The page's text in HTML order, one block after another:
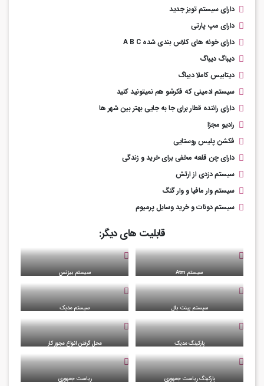
دارای سیستم تویز جدید
دارای مپ پارتی
دارای خونه های کلاس بندی شده A B C
دیباگ دیباگ
دیتابیس کاملا دیباگ
سیستم ادمینی که فکرشو هم نمیتونید کنید
دارای راننده قطار برای جا به جایی بهتر بین شهر ها
رادیو مجزا
فکشن پلیس روستایی
دارای چن قلعه مخفی برای خرید و زندگی
سیستم دزدی از ارتش
سیستم وار مافیا و وار گنگ
سیستم دونات و خرید وسایل پرمیوم
قابلیت های دیگر:
سیستم Atm سیستم بیزنس
سیستم پینت بال سیستم مدیک
پارکینگ مدیک محل گرفتن انواع مجوز کار
پارکینگ ریاست جمهوری ریاست جمهوری